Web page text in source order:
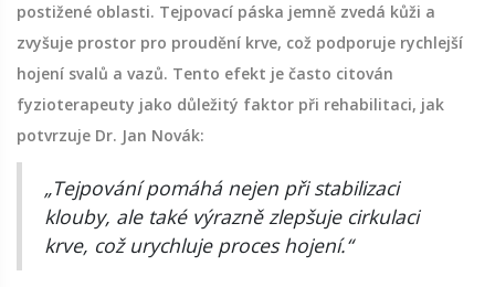
postižené oblasti. Tejpovací páska jemně zvedá kůži a
zvyšuje prostor pro proudění krve, což podporuje rychlejší
hojení svalů a vazů. Tento efekt je často citován
fyzioterapeuty jako důležitý faktor při rehabilitaci, jak
potvrzuje Dr. Jan Novák:
„Tejpování pomáhá nejen při stabilizaci
klouby, ale také výrazně zlepšuje cirkulaci
krve, což urychluje proces hojení.“